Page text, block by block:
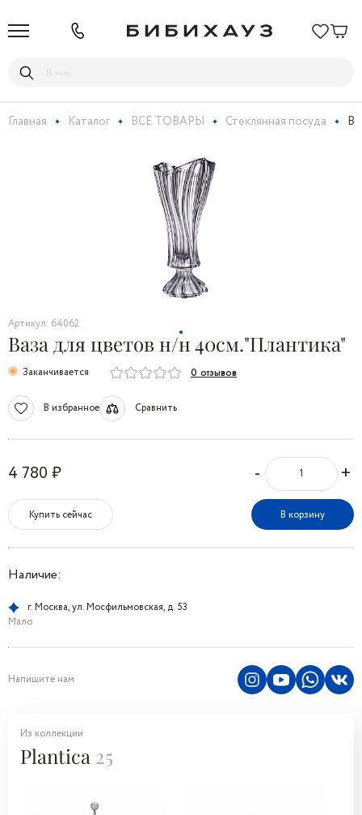
Главная Каталог ВСЕ ТОВАРЫ Стеклянная посуда
Артикул: 64062
Ваза для цветов н/н 40см."Плантика"
Заканчивается 0 отзывов
В избранное Сравнить
4 780 ₽ - +
Купить сейчас В корзину
Наличие:
г. Москва, ул. Мосфильмовская, д. 53
Мало
Напишите нам
Из коллекции
Plantica 25